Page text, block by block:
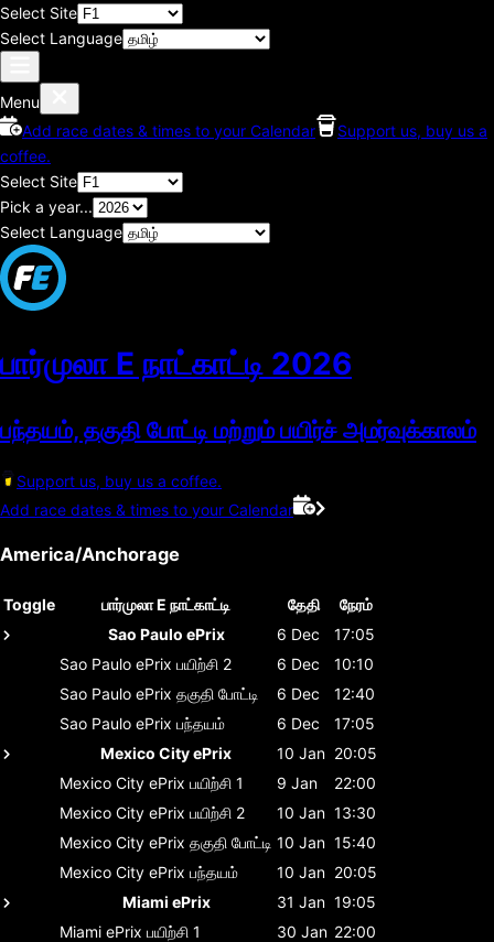
Select Site
Select Language
Menu
Add race dates & times to your Calendar
Support us, buy us a
coffee.
Select Site
Pick a year...
Select Language
பார்முலா E நாட்காட்டி 2026
பந்தயம், தகுதி போட்டி மற்றும் பயிர்ச் அமர்வுக்காலம்
Support us, buy us a coffee.
Add race dates & times to your Calendar
America/Anchorage
Toggle பார்முலா E நாட்காட்டி தேதி
நேரம்
Sao Paulo ePrix
6 Dec
17:05
Sao Paulo ePrix பயிற்சி 2 6 Dec
10:10
Sao Paulo ePrix தகுதி போட்டி 6 Dec
12:40
Sao Paulo ePrix பந்தயம் 6 Dec
17:05
Mexico City ePrix
10 Jan 20:05
Mexico City ePrix பயிற்சி 1 9 Jan
22:00
Mexico City ePrix பயிற்சி 2 10 Jan 13:30
Mexico City ePrix தகுதி போட்டி 10 Jan 15:40
Mexico City ePrix பந்தயம் 10 Jan 20:05
Miami ePrix
31 Jan 19:05
Miami ePrix பயிற்சி 1 30 Jan 22:00